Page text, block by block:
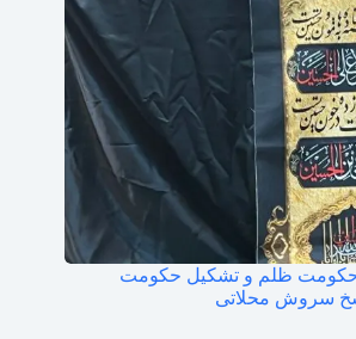
حکومت ظلم و تشکیل حکومت
سروش محلاتی